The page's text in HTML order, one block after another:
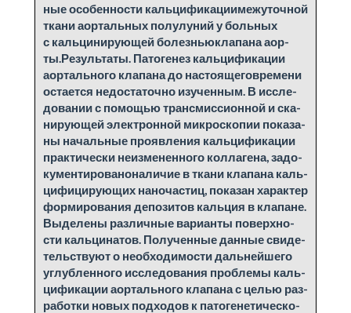
ные осо­бен­но­сти каль­ци­фи­ка­циимеж­у­точ­ной
тка­ни аор­таль­ных по­лу­лу­ний у боль­ных
с каль­ци­ни­ру­ю­щей бо­лез­ньюклапа­на аор­
ты.Ре­зульта­ты. Па­то­ге­нез каль­ци­фи­ка­ции
аор­таль­но­го клапа­на до на­сто­я­ще­говре­ме­ни
оста­ет­ся недо­ста­точ­но изу­чен­ным. В ис­сле­
до­ва­нии с по­мо­щью транс­мис­сион­ной и ска­
ни­ру­ю­щей элек­трон­ной ми­кро­ско­пии по­ка­за­
ны на­чаль­ные про­яв­ле­ния каль­ци­фи­ка­ции
прак­ти­че­ски неиз­ме­нен­но­го кол­ла­ге­на, за­до­
ку­мен­ти­ро­ва­но­на­личие в тка­ни клапа­на каль­
ци­фи­ци­ру­ю­щих на­но­ча­стиц, по­ка­зан ха­рак­тер
фор­миро­ва­ния де­по­зи­тов каль­ция в клапа­не.
Вы­де­ле­ны раз­лич­ные ва­ри­ан­ты по­верх­но­
сти каль­ци­на­тов. По­лу­чен­ные дан­ные сви­де­
тель­ству­ют о необ­хо­ди­мо­сти даль­ней­ше­го
углуб­лен­но­го ис­сле­до­ва­ния пробле­мы каль­
ци­фи­ка­ции аор­таль­но­го клапа­на с це­лью раз­
ра­ботки но­вых под­хо­дов к па­то­ге­не­ти­че­ско­